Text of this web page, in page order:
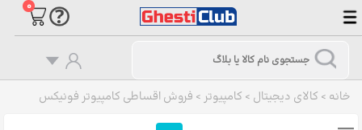
۰
خانه > کالای دیجیتال > کامپیوتر > فروش اقساطی کامپیوتر فونیکس